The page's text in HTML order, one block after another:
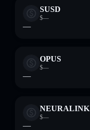
SUSD
$—
—
OPUS
$—
—
NEURALINK
$—
—